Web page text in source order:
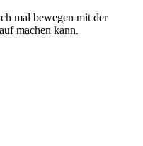
mal bewegen mit der
machen kann.